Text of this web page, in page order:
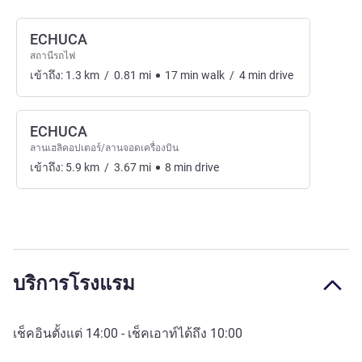
ECHUCA
สถานีรถไฟ
เข้าถึง: 1.3 km / 0.81 mi 17 min walk / 4 min drive
ECHUCA
ลานเฮลิคอปเตอร์/ลานจอดเครื่องบิน
เข้าถึง: 5.9 km / 3.67 mi 8 min drive
บริการโรงแรม
เช็คอินตั้งแต่ 14:00 - เช็คเอาท์ได้ถึง 10:00